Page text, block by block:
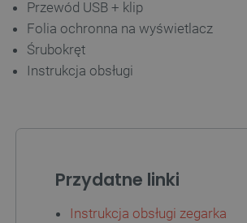
Przewód USB + klip
Folia ochronna na wyświetlacz
Śrubokręt
Instrukcja obsługi
Przydatne linki
Instrukcja obsługi zegarka
_lb